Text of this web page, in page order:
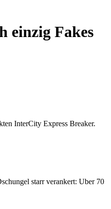
einzig Fakes
InterCity Express Breaker.
starr verankert: Uber 70